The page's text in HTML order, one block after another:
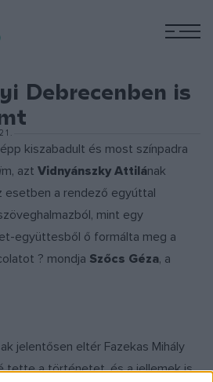
Debrecenben is
kiszabadult és most színpadra
m, azt Vidnyánszky Attilának
esetben a rendező egyúttal
mint egy
együttesből ő formálta meg a
? mondja Szőcs Géza, a
jelentősen eltér Fazekas Mihály
tette a történetet, és a jellemek is